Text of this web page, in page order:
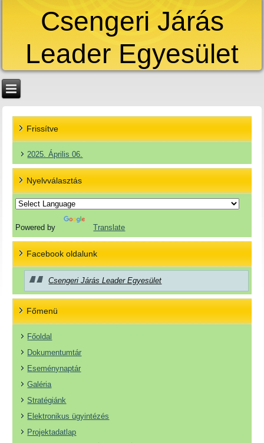
Csengeri Járás
Leader Egyesület
Frissítve
2025. Április 06.
Nyelvválasztás
Powered by Translate
Facebook oldalunk
Csengeri Járás Leader Egyesület
Főmenü
Főoldal
Dokumentumtár
Eseménynaptár
Galéria
Stratégiánk
Elektronikus ügyintézés
Projektadatlap